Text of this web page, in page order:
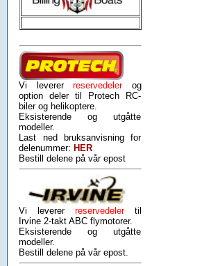
Vi levererreservedelerog
option deler til Protech RC-
biler og helikoptere.
Eksisterende og utgåtte
modeller.
Last ned bruksanvisning for
delenummer: HER
Bestill delene på vår epost
Vi leverer reservedelertil
Irvine 2-takt ABC flymotorer.
Eksisterende og utgåtte
modeller.
Bestill delene på vår epost.